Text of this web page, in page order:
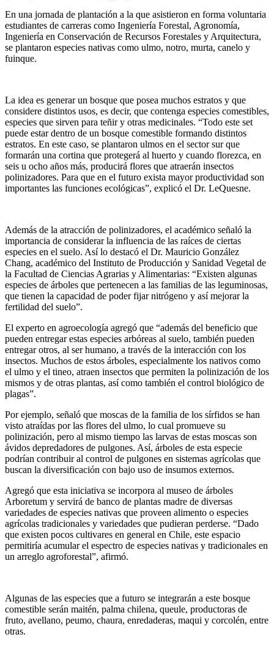
En una jornada de plantación a la que asistieron en forma voluntaria
estudiantes de carreras como Ingeniería Forestal, Agronomía,
Ingeniería en Conservación de Recursos Forestales y Arquitectura,
se plantaron especies nativas como ulmo, notro, murta, canelo y
fuinque.
La idea es generar un bosque que posea muchos estratos y que
considere distintos usos, es decir, que contenga especies comestibles,
especies que sirven para teñir y otras medicinales. “Todo este set
puede estar dentro de un bosque comestible formando distintos
estratos. En este caso, se plantaron ulmos en el sector sur que
formarán una cortina que protegerá al huerto y cuando florezca, en
seis u ocho años más, producirá flores que atraerán insectos
polinizadores. Para que en el futuro exista mayor productividad son
importantes las funciones ecológicas”, explicó el Dr. LeQuesne.
Además de la atracción de polinizadores, el académico señaló la
importancia de considerar la influencia de las raíces de ciertas
especies en el suelo. Así lo destacó el Dr. Mauricio González
Chang, académico del Instituto de Producción y Sanidad Vegetal de
la Facultad de Ciencias Agrarias y Alimentarias: “Existen algunas
especies de árboles que pertenecen a las familias de las leguminosas,
que tienen la capacidad de poder fijar nitrógeno y así mejorar la
fertilidad del suelo”.
El experto en agroecología agregó que “además del beneficio que
pueden entregar estas especies arbóreas al suelo, también pueden
entregar otros, al ser humano, a través de la interacción con los
insectos. Muchos de estos árboles, especialmente los nativos como
el ulmo y el tineo, atraen insectos que permiten la polinización de los
mismos y de otras plantas, así como también el control biológico de
plagas”.
Por ejemplo, señaló que moscas de la familia de los sírfidos se han
visto atraídas por las flores del ulmo, lo cual promueve su
polinización, pero al mismo tiempo las larvas de estas moscas son
ávidos depredadores de pulgones. Así, árboles de esta especie
podrían contribuir al control de pulgones en sistemas agrícolas que
buscan la diversificación con bajo uso de insumos externos.
Agregó que esta iniciativa se incorpora al museo de árboles
Arboretum y servirá de banco de plantas madre de diversas
variedades de especies nativas que proveen alimento o especies
agrícolas tradicionales y variedades que pudieran perderse. “Dado
que existen pocos cultivares en general en Chile, este espacio
permitiría acumular el espectro de especies nativas y tradicionales en
un arreglo agroforestal”, afirmó.
Algunas de las especies que a futuro se integrarán a este bosque
comestible serán maitén, palma chilena, queule, productoras de
fruto, avellano, peumo, chaura, enredaderas, maqui y corcolén, entre
otras.